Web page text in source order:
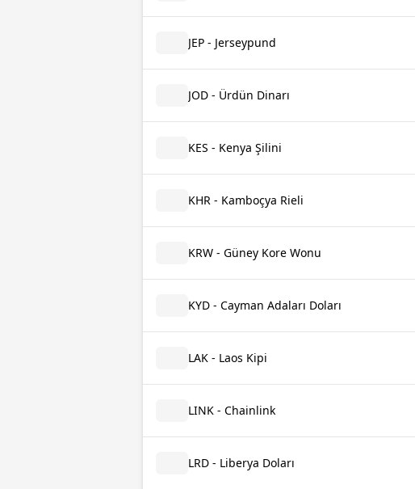
JEP - Jerseypund
JOD - Ürdün Dinarı
KES - Kenya Şilini
KHR - Kamboçya Rieli
KRW - Güney Kore Wonu
KYD - Cayman Adaları Doları
LAK - Laos Kipi
LINK - Chainlink
LRD - Liberya Doları